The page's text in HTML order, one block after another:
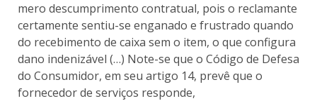
mero descumprimento contratual, pois o reclamante
certamente sentiu-se enganado e frustrado quando
do recebimento de caixa sem o item, o que configura
dano indenizável (…) Note-se que o Código de Defesa
do Consumidor, em seu artigo 14, prevê que o
fornecedor de serviços responde,